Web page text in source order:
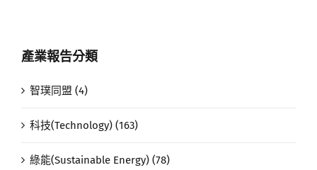
產業報告分類
智璞同盟 (4)
科技(Technology) (163)
綠能(Sustainable Energy) (78)